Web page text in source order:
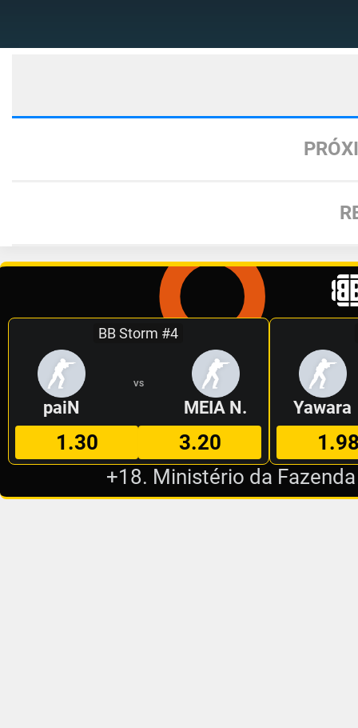
BB Storm #4
paiN
VS
MEIA N.
1.30 3.20
Yawara
+18. Ministério da